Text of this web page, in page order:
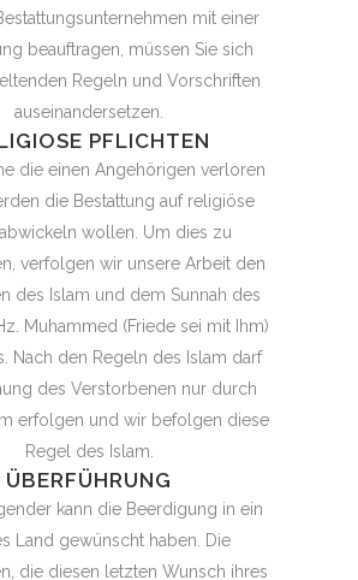
mit einer
beauftragen, müssen Sie sich
Regeln und Vorschriften
auseinandersetzen.
PFLICHTEN
die einen Angehörigen verloren
die Bestattung auf religiöse
wollen. Um dies zu
verfolgen wir unsere Arbeit den
des Islam und dem Sunnah des
Muhammed (Friede sei mit Ihm)
Nach den Regeln des Islam darf
des Verstorbenen nur durch
erfolgen und wir befolgen diese
Regel des Islam.
ÜBERFÜHRUNG
kann die Beerdigung in ein
Land gewünscht haben. Die
die diesen letzten Wunsch ihres